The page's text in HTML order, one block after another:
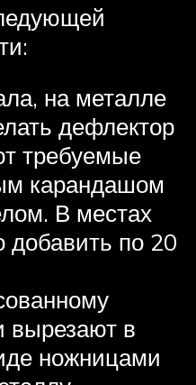
на металле
дефлектор
требуемые
карандашом
В местах
добавить по 20
вырезают в
ножницами